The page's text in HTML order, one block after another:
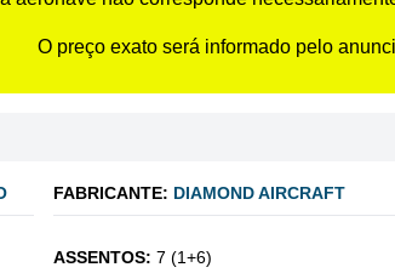
O preço exato será informado pelo
FABRICANTE: DIAMOND AIRCRAFT
ASSENTOS: 7 (1+6)